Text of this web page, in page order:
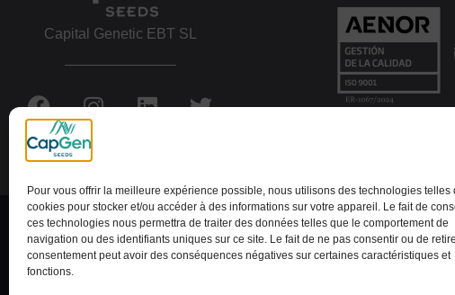
Pour vous offrir la meilleure expérience possible, nous utilisons des technologies telles
cookies pour stocker et/ou accéder à des informations sur votre appareil. Le fait de
ces technologies nous permettra de traiter des données telles que le comportement de
navigation ou des identifiants uniques sur ce site. Le fait de ne pas consentir ou de
consentement peut avoir des conséquences négatives sur certaines caractéristiques et
fonctions.
Capital Genetic EBT SL
Note Juridique Politique de Cookies
Canal de signalement